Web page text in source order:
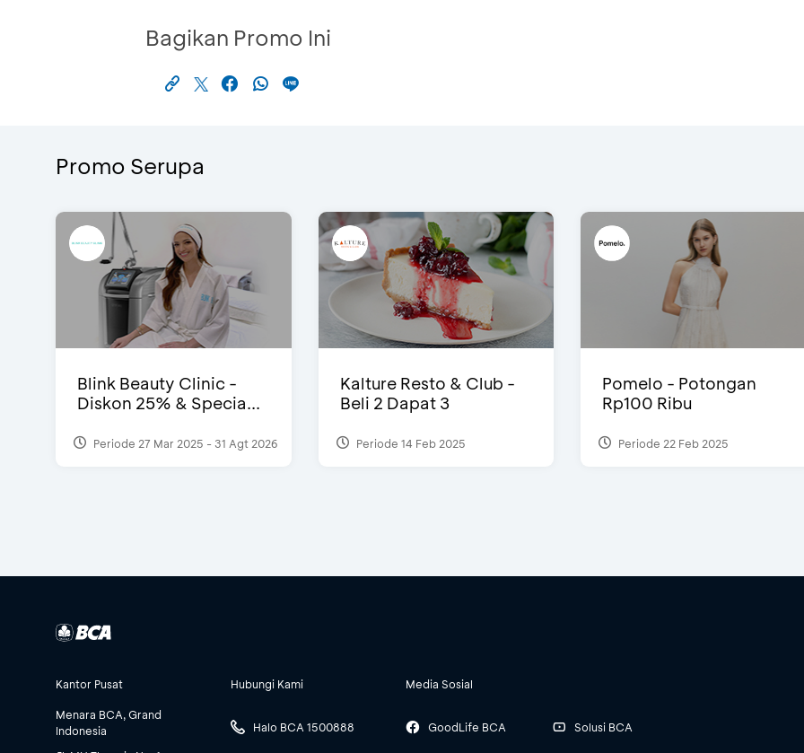
Bagikan Promo Ini
Promo Serupa
Blink Beauty Clinic -
Diskon 25% & Specia...
Periode 27 Mar 2025 - 31 Agt 2026
Kalture Resto & Club -
Beli 2 Dapat 3
Periode 14 Feb 2025
Pomelo - Potongan
Rp100 Ribu
Periode 22 Feb 2025
Kantor Pusat
Menara BCA, Grand
Indonesia
Hubungi Kami
Halo BCA 1500888
Media Sosial
GoodLife BCA Solusi BCA